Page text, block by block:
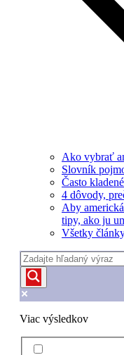
Ako vybrať
Slovník
Často
4 dôvody,
Aby
tipy, ako ju
Všetky
Viac výsledkov